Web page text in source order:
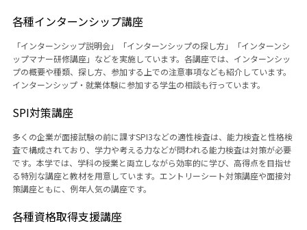
各種インターンシップ講座
「インターンシップ説明会」「インターンシップの探し方」「インターンシ
ップマナー研修講座」などを実施しています。各講座では、インターンシッ
プの概要や種類、探し方、参加する上での注意事項なども紹介しています。
インターンシップ・就業体験に参加する学生の相談も行っています。
SPI対策講座
多くの企業が面接試験の前に課すSPI3などの適性検査は、能力検査と性格検
査で構成されており、学力や考える力などが問われる能力検査は対策が必要
です。本学では、学科の授業と両立しながら効率的に学び、高得点を目指せ
る特別な講座と教材を用意しています。エントリーシート対策講座や面接対
策講座ともに、例年人気の講座です。
各種資格取得支援講座